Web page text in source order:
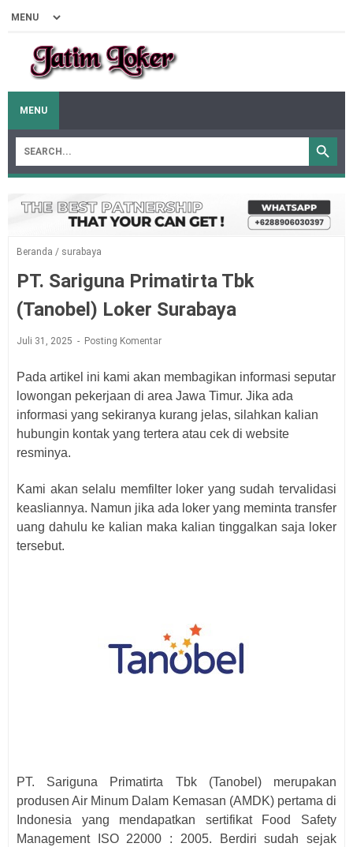
MENU
Beranda / surabaya
PT. Sariguna Primatirta Tbk
(Tanobel) Loker Surabaya
Juli 31, 2025 Posting Komentar
Pada artikel ini kami akan membagikan informasi seputar
lowongan pekerjaan di area Jawa Timur. Jika ada
informasi yang sekiranya kurang jelas, silahkan kalian
hubungin kontak yang tertera atau cek di website
resminya.
Kami akan selalu memfilter loker yang sudah tervalidasi
keasliannya. Namun jika ada loker yang meminta transfer
uang dahulu ke kalian maka kalian tinggalkan saja loker
tersebut.
PT. Sariguna Primatirta Tbk (Tanobel) merupakan
produsen Air Minum Dalam Kemasan (AMDK) pertama di
Indonesia yang mendapatkan sertifikat Food Safety
Management ISO 22000 : 2005. Berdiri sudah sejak